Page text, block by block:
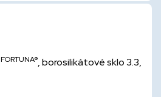
FORTUNA®, borosilikátové sklo 3.3,